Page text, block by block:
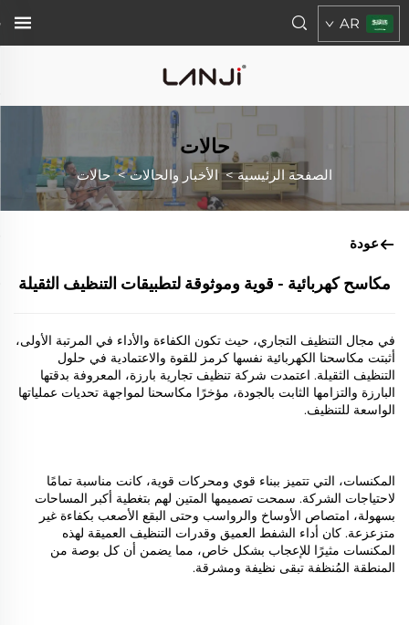
AR
حالات
الصفحة الرئيسية>الأخبار والحالات>حالات
عودة
مكاسح كهربائية - قوية وموثوقة لتطبيقات التنظيف الثقيلة
في مجال التنظيف التجاري، حيث تكون الكفاءة والأداء في المرتبة الأولى،
أثبتت مكاسحنا الكهربائية نفسها كرمز للقوة والاعتمادية في حلول
التنظيف الثقيلة. اعتمدت شركة تنظيف تجارية بارزة، المعروفة بدقتها
البارزة والتزامها الثابت بالجودة، مؤخرًا مكاسحنا لمواجهة تحديات عملياتها
الواسعة للتنظيف.
المكنسات، التي تتميز ببناء قوي ومحركات قوية، كانت مناسبة تمامًا
لاحتياجات الشركة. سمحت تصميمها المتين لهم بتغطية أكبر المساحات
بسهولة، امتصاص الأوساخ والرواسب وحتى البقع الأصعب بكفاءة غير
متزعزعة. كان أداء الشفط العميق وقدرات التنظيف العميقة لهذه
المكنسات مثيرًا للإعجاب بشكل خاص، مما يضمن أن كل بوصة من
المنطقة المُنظفة تبقى نظيفة ومشرقة.